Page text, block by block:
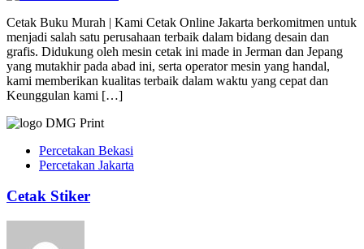
Cetak Buku Murah | Kami Cetak Online Jakarta berkomitmen untuk
menjadi salah satu perusahaan terbaik dalam bidang desain dan
grafis. Didukung oleh mesin cetak ini made in Jerman dan Jepang
yang mutakhir pada abad ini, serta operator mesin yang handal,
kami memberikan kualitas terbaik dalam waktu yang cepat dan
Keunggulan kami […]
Percetakan Bekasi
Percetakan Jakarta
Cetak Stiker